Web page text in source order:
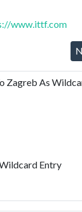
www.ittf.com
Zagreb As
Entry